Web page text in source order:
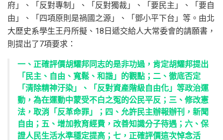
府」、「反對專制」、「反對獨裁」、「要民主」、「要自
由」、「四項原則是禍國之源」、「鄧小平下台」等。由北
大歷史系學生王丹所擬、18日遞交給人大常委會的請願書，
則提出了7項要求：
一、正確評價胡耀邦同志的是非功過，肯定胡耀邦提出
「民主、自由、寬鬆、和諧」的觀點；二、徹底否定
「清除精神汙染」、「反對資產階級自由化」等政治運
動，為在運動中蒙受不白之冤的公民平反；三、修改憲
法，取消「反革命罪」；四、允許民主辦報辦刊，新聞
自由；五、增加教育經費，改善知識分子待遇；六、保
證人民生活水準穩定提高；七，正確評價這次悼念活